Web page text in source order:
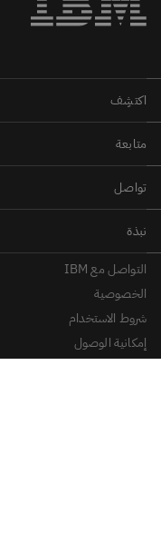
التواصل مع IBM
الخصوصية
شروط الاستخدام
إمكانية الوصول